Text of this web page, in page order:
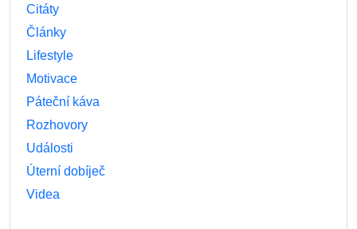
Citáty
Články
Lifestyle
Motivace
Páteční káva
Rozhovory
Události
Úterní dobíječ
Videa